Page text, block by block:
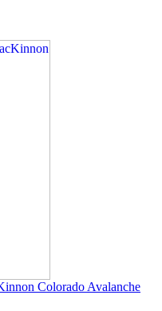
Colorado Avalanche